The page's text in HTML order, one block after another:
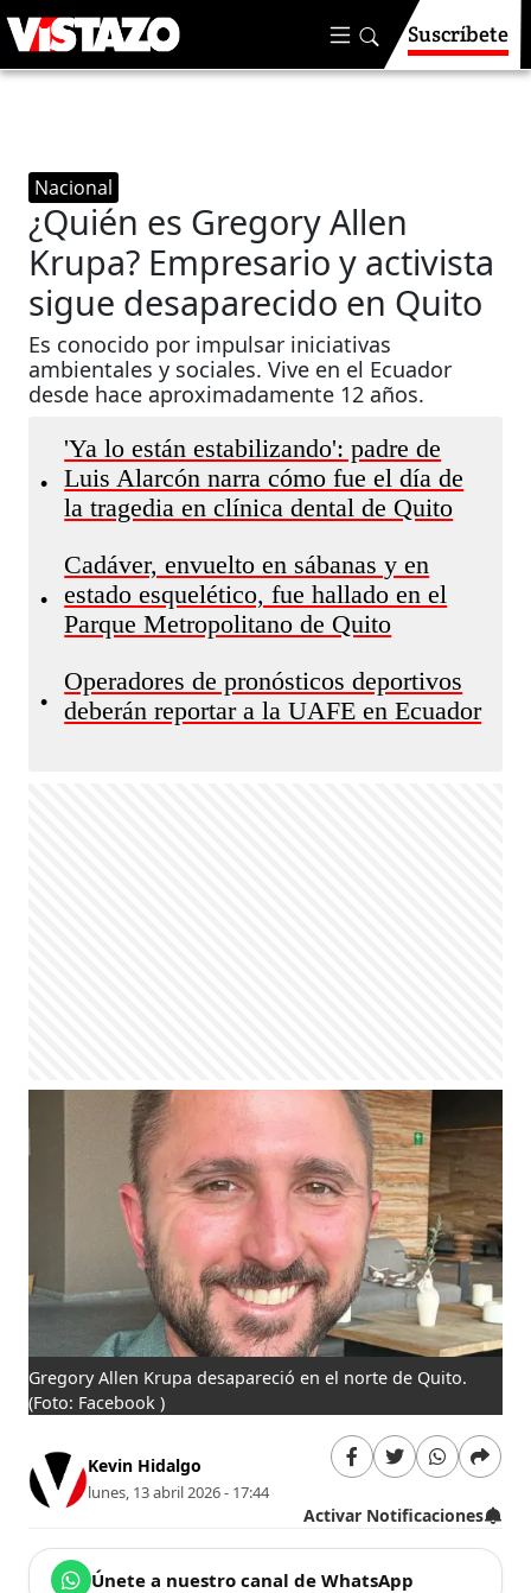
Suscríbete
Nacional
¿Quién es Gregory Allen
Krupa? Empresario y activista
sigue desaparecido en Quito
Es conocido por impulsar iniciativas
ambientales y sociales. Vive en el Ecuador
desde hace aproximadamente 12 años.
•
'Ya lo están estabilizando': padre de
Luis Alarcón narra cómo fue el día de
la tragedia en clínica dental de Quito
•
Cadáver, envuelto en sábanas y en
estado esquelético, fue hallado en el
Parque Metropolitano de Quito
•
Operadores de pronósticos deportivos
deberán reportar a la UAFE en Ecuador
Gregory Allen Krupa desapareció en el norte de Quito.
(Foto: Facebook )
Kevin Hidalgo
lunes, 13 abril 2026 - 17:44
Activar Notificaciones
Únete a nuestro canal de WhatsApp